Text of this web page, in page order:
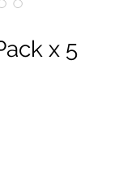
x 5